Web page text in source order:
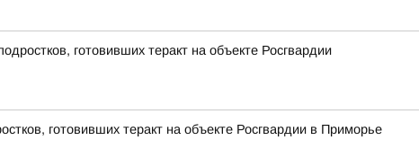
готовивших теракт на объекте Росгвардии
готовивших теракт на объекте Росгвардии в Приморье